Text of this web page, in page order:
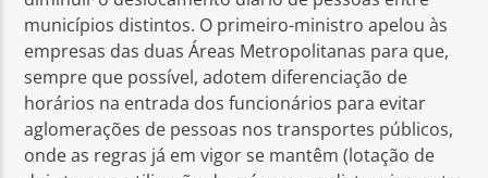
municípios distintos. O primeiro-ministro apelou às
empresas das duas Áreas Metropolitanas para que,
sempre que possível, adotem diferenciação de
horários na entrada dos funcionários para evitar
aglomerações de pessoas nos transportes públicos,
onde as regras já em vigor se mantêm (lotação de